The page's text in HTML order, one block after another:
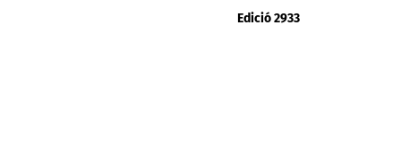
Edició 2933